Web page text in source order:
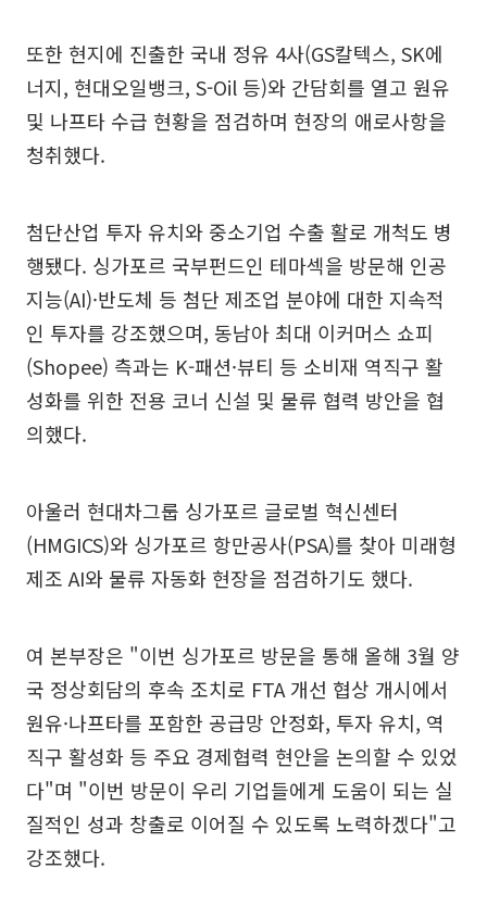
또한 현지에 진출한 국내 정유 4사(GS칼텍스, SK에
너지, 현대오일뱅크, S-Oil 등)와 간담회를 열고 원유
및 나프타 수급 현황을 점검하며 현장의 애로사항을
청취했다.
첨단산업 투자 유치와 중소기업 수출 활로 개척도 병
행됐다. 싱가포르 국부펀드인 테마섹을 방문해 인공
지능(AI)·반도체 등 첨단 제조업 분야에 대한 지속적
인 투자를 강조했으며, 동남아 최대 이커머스 쇼피
(Shopee) 측과는 K-패션·뷰티 등 소비재 역직구 활
성화를 위한 전용 코너 신설 및 물류 협력 방안을 협
의했다.
아울러 현대차그룹 싱가포르 글로벌 혁신센터
(HMGICS)와 싱가포르 항만공사(PSA)를 찾아 미래형
제조 AI와 물류 자동화 현장을 점검하기도 했다.
여 본부장은 "이번 싱가포르 방문을 통해 올해 3월 양
국 정상회담의 후속 조치로 FTA 개선 협상 개시에서
원유·나프타를 포함한 공급망 안정화, 투자 유치, 역
직구 활성화 등 주요 경제협력 현안을 논의할 수 있었
다"며 "이번 방문이 우리 기업들에게 도움이 되는 실
질적인 성과 창출로 이어질 수 있도록 노력하겠다"고
강조했다.